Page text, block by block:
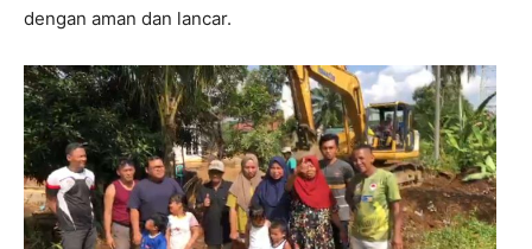
dengan aman dan lancar.